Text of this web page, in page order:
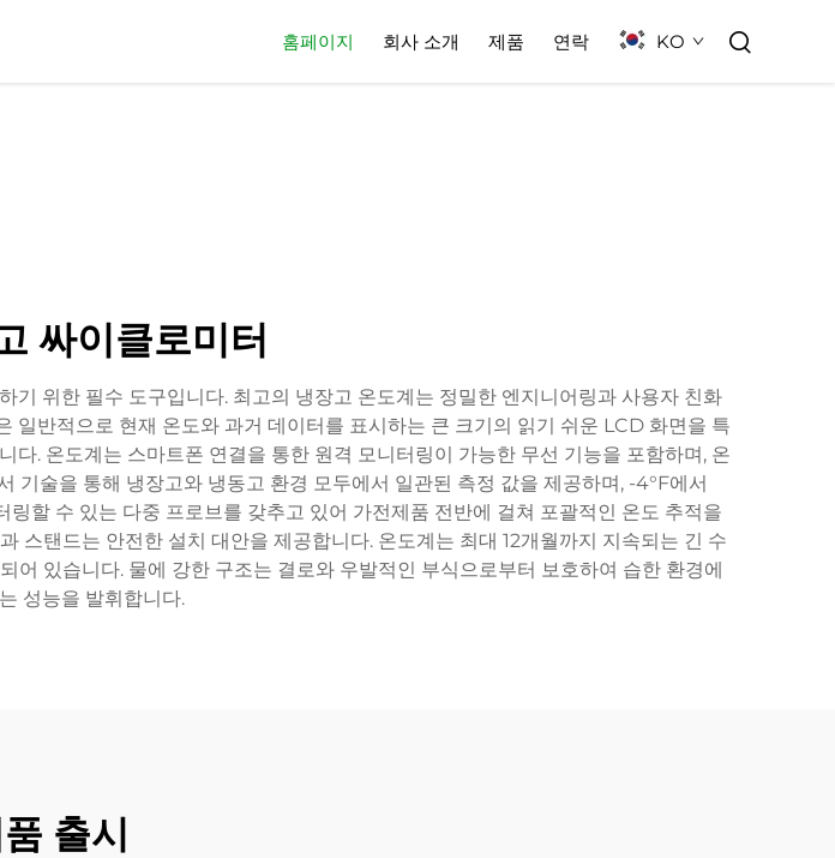
홈페이지 회사 소개 제품 연락 KO
싸이클로미터
위한 필수 도구입니다. 최고의 냉장고 온도계는 정밀한 엔지니어링과 사용자 친화
일반적으로 현재 온도와 과거 데이터를 표시하는 큰 크기의 읽기 쉬운 LCD 화면을 특
. 온도계는 스마트폰 연결을 통한 원격 모니터링이 가능한 무선 기능을 포함하며, 온
기술을 통해 냉장고와 냉동고 환경 모두에서 일관된 측정 값을 제공하며, -4°F에서
할 수 있는 다중 프로브를 갖추고 있어 가전제품 전반에 걸쳐 포괄적인 온도 추적을
스탠드는 안전한 설치 대안을 제공합니다. 온도계는 최대 12개월까지 지속되는 긴 수
있습니다. 물에 강한 구조는 결로와 우발적인 부식으로부터 보호하여 습한 환경에
성능을 발휘합니다.
출시